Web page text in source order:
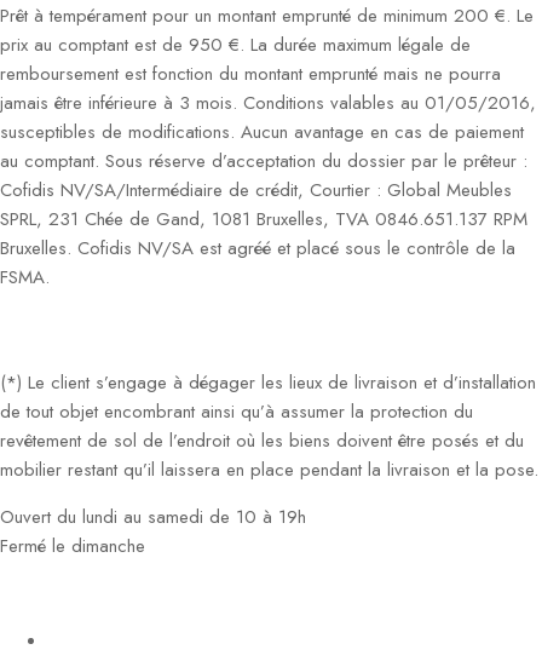
Prêt à tempérament pour un montant emprunté de minimum 200 €. Le
prix au comptant est de 950 €. La durée maximum légale de
remboursement est fonction du montant emprunté mais ne pourra
jamais être inférieure à 3 mois. Conditions valables au 01/05/2016,
susceptibles de modifications. Aucun avantage en cas de paiement
au comptant. Sous réserve d’acceptation du dossier par le prêteur :
Cofidis NV/SA/Intermédiaire de crédit, Courtier : Global Meubles
SPRL, 231 Chée de Gand, 1081 Bruxelles, TVA 0846.651.137 RPM
Bruxelles. Cofidis NV/SA est agréé et placé sous le contrôle de la
FSMA.
(*) Le client s’engage à dégager les lieux de livraison et d’installation
de tout objet encombrant ainsi qu’à assumer la protection du
revêtement de sol de l’endroit où les biens doivent être posés et du
mobilier restant qu’il laissera en place pendant la livraison et la pose.
Ouvert du lundi au samedi de 10 à 19h
Fermé le dimanche